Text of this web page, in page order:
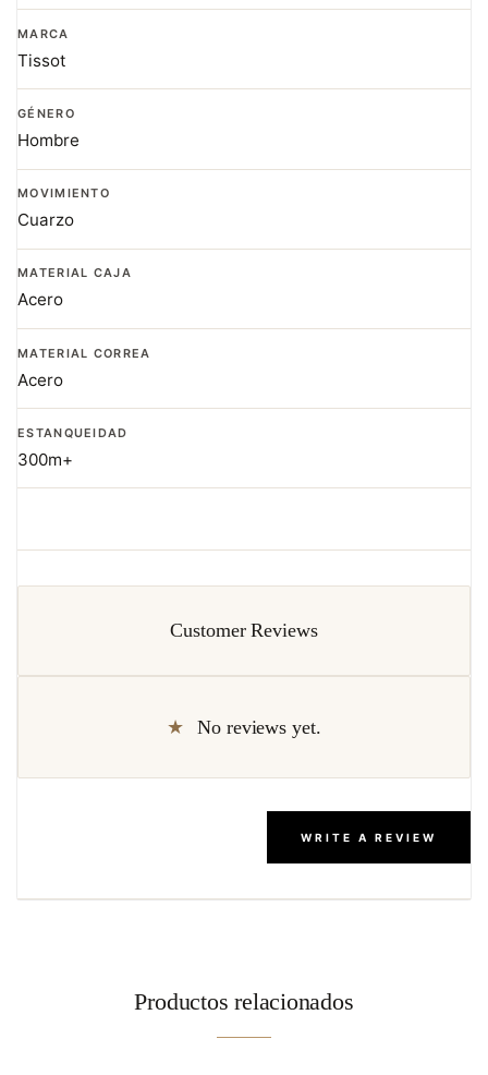
MARCA
Tissot
GÉNERO
Hombre
MOVIMIENTO
Cuarzo
MATERIAL CAJA
Acero
MATERIAL CORREA
Acero
ESTANQUEIDAD
300m+
Customer Reviews
No reviews yet.
WRITE A REVIEW
Productos relacionados